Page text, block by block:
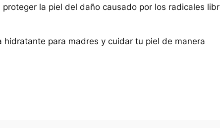
la piel del daño causado por los radicales
para madres y cuidar tu piel de manera